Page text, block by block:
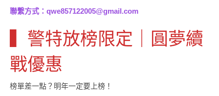
聯繫方式：qwe857122005@gmail.com
▍警特放榜限定｜圓夢續
戰優惠
榜單差一點？明年一定要上榜！